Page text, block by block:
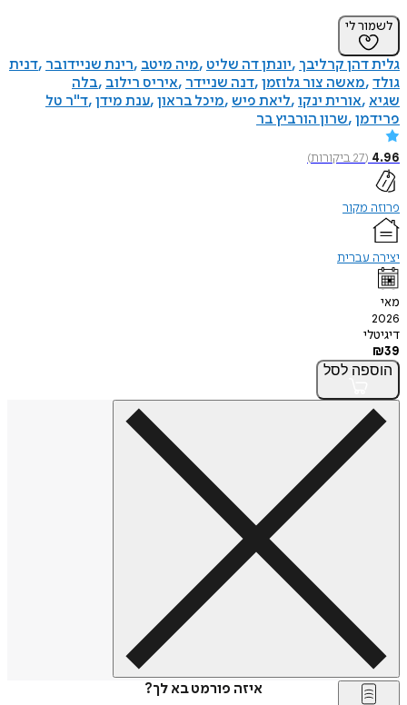
לשמור לי
גלית דהן קרליבך יונתן דה שליט מיה מיטב רינת שניידובר דנית
גולד מאשה צור גלוזמן דנה שניידר איריס רילוב בלה
שגיא אורית ינקו ליאת פיש מיכל בראון ענת מידן ד"ר טל
פרידמן שרון הורביץ בר
4.96
(
27ביקורות)
פרוזה מקור
יצירה עברית
מאי
2026
דיגיטלי
₪39
הוספה לסל
איזה פורמט בא לך?